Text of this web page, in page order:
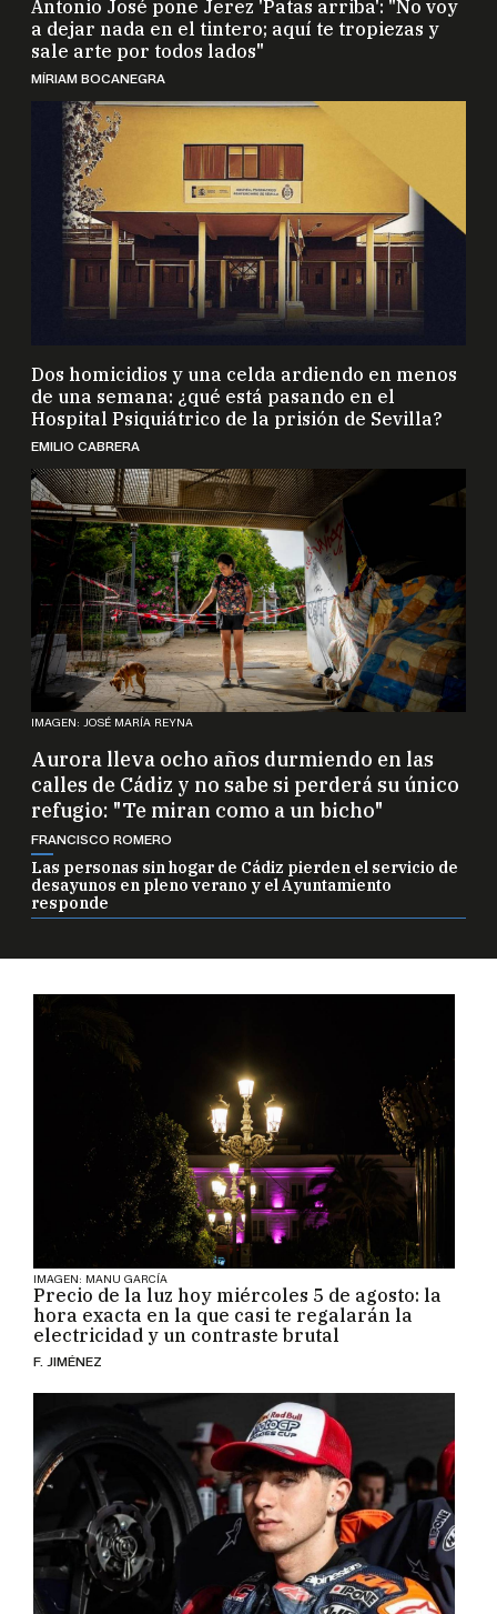
a dejar nada en el tintero; aquí te tropiezas y
sale arte por todos lados"
MÍRIAM BOCANEGRA
Dos homicidios y una celda ardiendo en menos
de una semana: ¿qué está pasando en el
Hospital Psiquiátrico de la prisión de Sevilla?
EMILIO CABRERA
IMAGEN: JOSÉ MARÍA REYNA
Aurora lleva ocho años durmiendo en las
calles de Cádiz y no sabe si perderá su único
refugio: "Te miran como a un bicho"
FRANCISCO ROMERO
Las personas sin hogar de Cádiz pierden el servicio de
desayunos en pleno verano y el Ayuntamiento
responde
IMAGEN: MANU GARCÍA
Precio de la luz hoy miércoles 5 de agosto: la
hora exacta en la que casi te regalarán la
electricidad y un contraste brutal